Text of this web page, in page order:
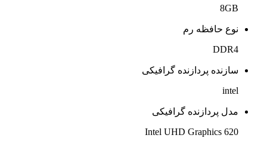
8GB
نوع حافظه رم
DDR4
سازنده پردازنده گرافیکی
intel
مدل پردازنده گرافیکی
Intel UHD Graphics 620